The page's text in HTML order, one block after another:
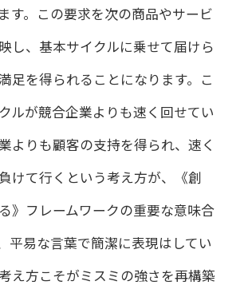
す。この要求を次の商品やサービ
し、基本サイクルに乗せて届けら
足を得られることになります。こ
ルが競合企業よりも速く回せてい
よりも顧客の支持を得られ、速く
けて行くという考え方が、《創
》フレームワークの重要な意味合
平易な言葉で簡潔に表現はしてい
え方こそがミスミの強さを再構築